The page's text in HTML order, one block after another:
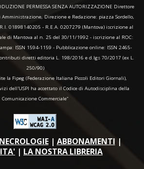
PERMESSA SENZA AUTORIZZAZIONE Direttore
Amministrazione, Direzione e Redazione: piazza Sordello,
01898140205 - R.E.A. 0207279 (Mantova) iscrizione al
di Mantova al n. 25 del 30/11/1992 - iscrizione al ROC:
ISSN 1594-1159 - Pubblicazione online: ISSN 2465-
diretti editoria L. 198/2016 e d.lgs 70/2017 (ex L.
250/90)
la Fipeg (Federazione Italiana Piccoli Editori Giornali),
dell'USPI ha accettato il Codice di Autodisciplina della
Comunicazione Commerciale"
NECROLOGIE| ABBONAMENTI |
| LA NOSTRA LIBRERIA